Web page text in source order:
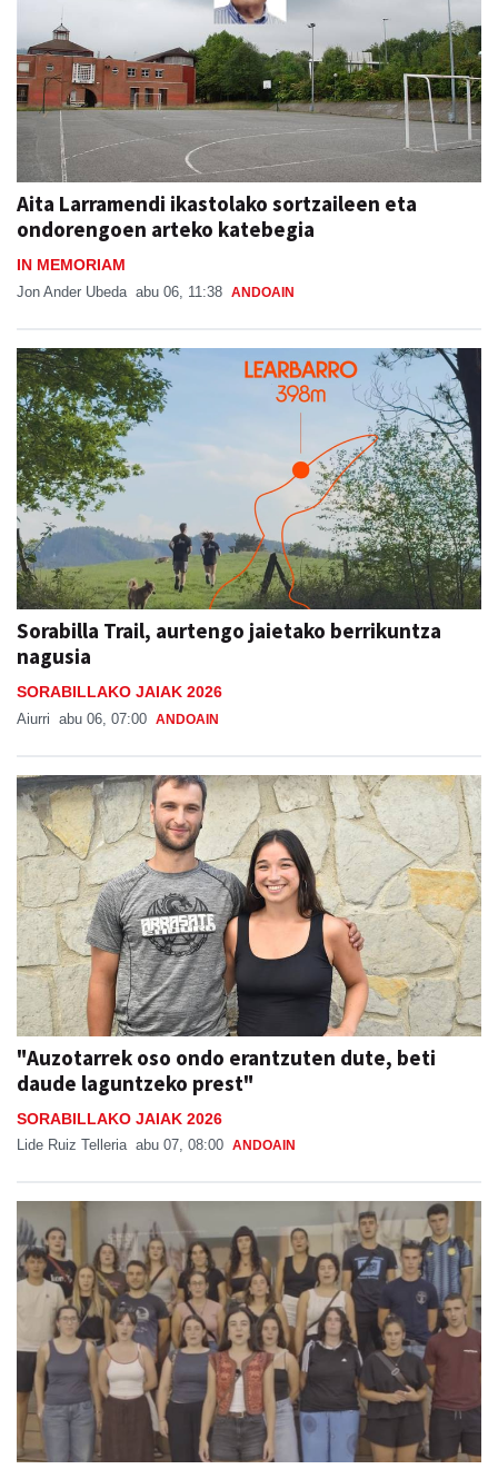
Aita Larramendi ikastolako sortzaileen eta
ondorengoen arteko katebegia
IN MEMORIAM
Jon Ander Ubeda abu 06, 11:38 ANDOAIN
Sorabilla Trail, aurtengo jaietako berrikuntza
nagusia
SORABILLAKO JAIAK 2026
Aiurri abu 06, 07:00 ANDOAIN
"Auzotarrek oso ondo erantzuten dute, beti
daude laguntzeko prest"
SORABILLAKO JAIAK 2026
Lide Ruiz Telleria abu 07, 08:00 ANDOAIN